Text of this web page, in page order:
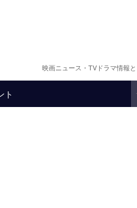
映画ニュース・TVドラマ情報
ト